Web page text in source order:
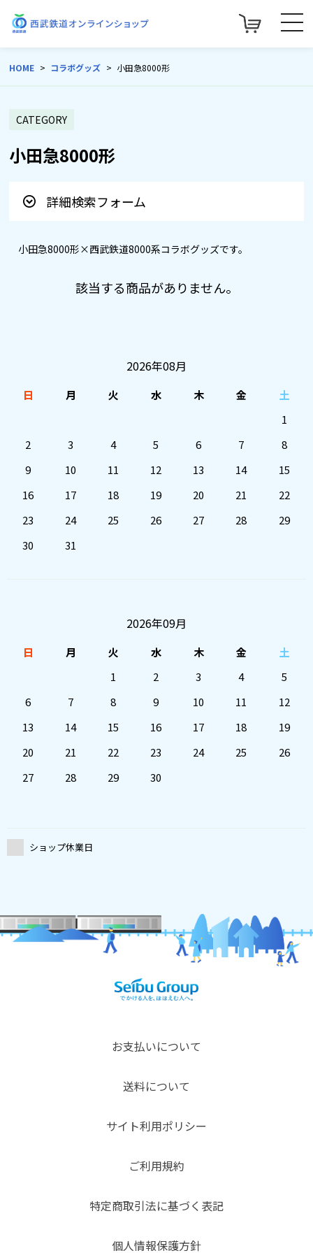
HOME コラボグッズ 小田急8000形
CATEGORY
小田急8000形
詳細検索フォーム
小田急8000形×西武鉄道8000系コラボグッズです。
該当する商品がありません。
2026年08月
日 月 火 水 木 金
土
1
2
3 4 5 6 7
8
9
10 11 12 13 14
15
16
17 18 19 20 21
22
23
24 25 26 27 28
29
30
31
2026年09月
日 月 火 水 木 金
土
1
2 3 4
5
6
7 8 9 10 11
12
13
14 15 16 17 18
19
20
21 22 23 24 25
26
27
28 29 30
ショップ休業日
お支払いについて
送料について
サイト利用ポリシー
ご利用規約
特定商取引法に基づく表記
個人情報保護方針